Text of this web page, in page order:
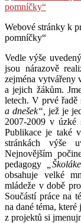
Webové stránky k
pomníčky“
Vedle výše
jsou nárazově
zejména vytvářeny
a jejich žákům.
letech. V prvé řadě
a dnešek“, jež je
2007-2009 v úzké
Publikace je také
stránkách výše
Nejnovějším
pedagogy
obsahuje velké
mládeže v době
Součástí práce na
na dané téma,
z projektů si